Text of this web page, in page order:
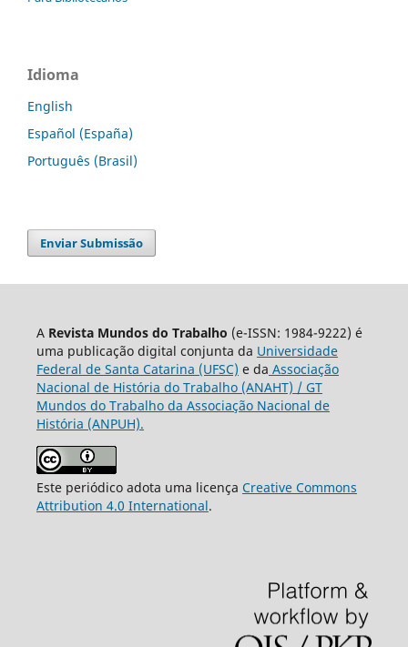
Idioma
English
Español (España)
Português (Brasil)
Enviar Submissão
A Revista Mundos do Trabalho (e-ISSN: 1984-9222) é
uma publicação digital conjunta da Universidade
Federal de Santa Catarina (UFSC) e da Associação
Nacional de História do Trabalho (ANAHT) / GT
Mundos do Trabalho da Associação Nacional de
História (ANPUH).
Este periódico adota uma licença Creative Commons
Attribution 4.0 International.